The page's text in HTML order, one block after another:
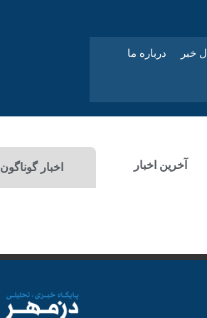
خبر درباره ما
آخرین اخبار اخبار گوناگون